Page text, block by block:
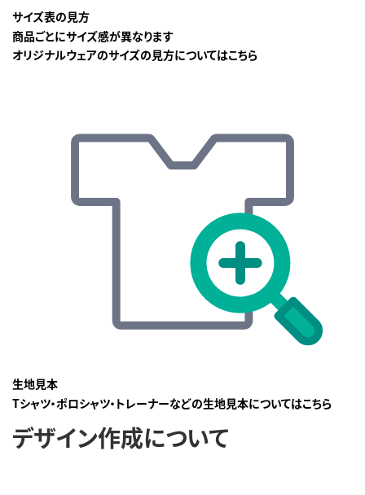
サイズ表の見方
商品ごとにサイズ感が異なります
オリジナルウェアのサイズの見方についてはこちら
生地見本
Tシャツ・ポロシャツ・トレーナーなどの生地見本についてはこちら
デザイン作成について